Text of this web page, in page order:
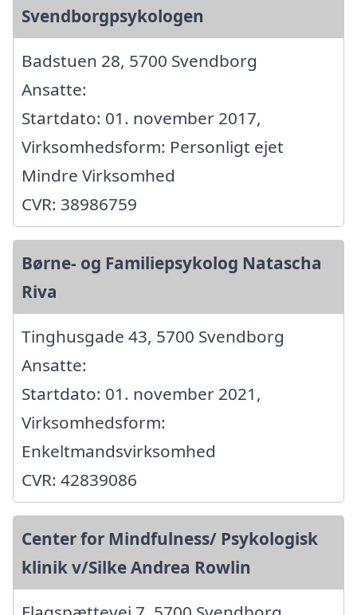
Svendborgpsykologen
Badstuen 28, 5700 Svendborg
Ansatte:
Startdato: 01. november 2017,
Virksomhedsform: Personligt ejet
Mindre Virksomhed
CVR: 38986759
Børne- og Familiepsykolog Natascha
Riva
Tinghusgade 43, 5700 Svendborg
Ansatte:
Startdato: 01. november 2021,
Virksomhedsform:
Enkeltmandsvirksomhed
CVR: 42839086
Center for Mindfulness/ Psykologisk
klinik v/Silke Andrea Rowlin